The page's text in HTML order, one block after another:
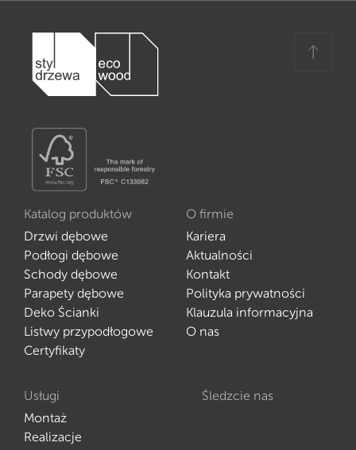
Katalog produktów
Drzwi dębowe
Podłogi dębowe
Schody dębowe
Parapety dębowe
Deko Ścianki
Listwy przypodłogowe
Certyfikaty
O firmie
Kariera
Aktualności
Kontakt
Polityka prywatności
Klauzula informacyjna
O nas
Usługi
Montaż
Realizacje
Śledzcie nas